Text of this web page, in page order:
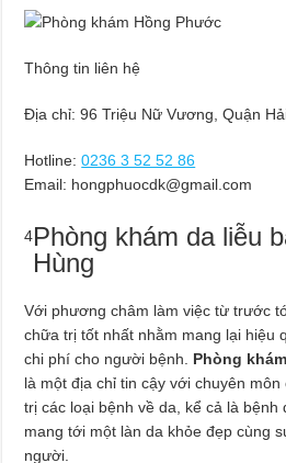
Thông tin liên hệ
​Địa chỉ: 96 Triệu Nữ Vương, Quận
Hotline: 0236 3 52 52 86
Email: hongphuocdk@gmail.com
4Phòng khám da liễu
Hùng
Với phương châm làm việc từ trước
chữa trị tốt nhất nhằm mang lại hiệu
chi phí cho người bệnh. Phòng
là một địa chỉ tin cậy với chuyên
trị các loại bệnh về da, kể cả là bệnh
mang tới một làn da khỏe đẹp cùng
người.